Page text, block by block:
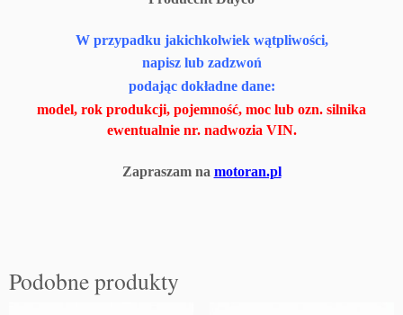
W przypadku jakichkolwiek wątpliwości,
napisz lub zadzwoń
podając dokładne dane:
model, rok produkcji, pojemność, moc lub ozn. silnika
ewentualnie nr. nadwozia VIN.
Zapraszam na motoran.pl
Podobne produkty